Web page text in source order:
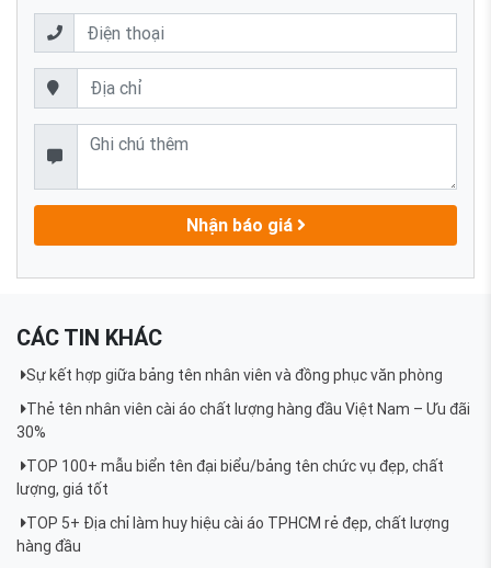
Nhận báo giá
CÁC TIN KHÁC
Sự kết hợp giữa bảng tên nhân viên và đồng phục văn phòng
Thẻ tên nhân viên cài áo chất lượng hàng đầu Việt Nam – Ưu đãi
30%
TOP 100+ mẫu biển tên đại biểu/bảng tên chức vụ đẹp, chất
lượng, giá tốt
TOP 5+ Địa chỉ làm huy hiệu cài áo TPHCM rẻ đẹp, chất lượng
hàng đầu